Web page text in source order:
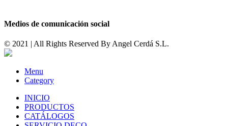
Medios de comunicación social
© 2021 | All Rights Reserved By Angel Cerdá S.L.
Menu
Category
INICIO
PRODUCTOS
CATÁLOGOS